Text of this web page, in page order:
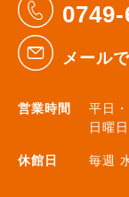
メール
営業時間
平日
日曜
休館日 毎週